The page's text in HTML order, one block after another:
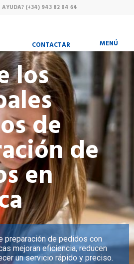
AYUDA? (+34) 943 82 04 64
CONTACTAR MENÚ
los
de
de
en
preparación de pedidos con
mejoran eficiencia, reducen
un servicio rápido y preciso.